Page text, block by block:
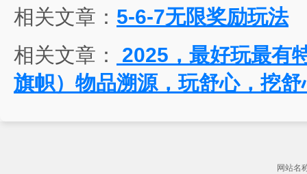
相关文章： 5-6-7无限奖励玩法
相关文章：
2025，最好玩最有
旗帜）物品溯源，玩舒心，挖舒
网站名